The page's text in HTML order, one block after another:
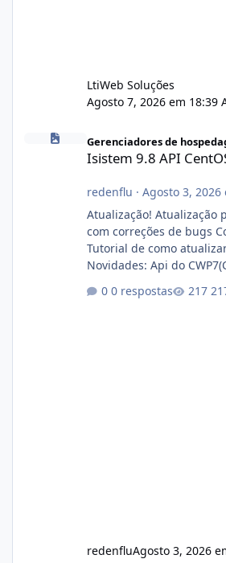
LtiWeb Soluções
Agosto 7, 2026 em 18:39
Isistem 9.8 API CentOS Web Panel
Gerenciadores de
Isistem 9.8 API
redenflu · Agosto 3, 2026
Atualização! Atualização para a versão 9.8
com correções de bugs Como atualizar?
Tutorial de como atualizar
Novidades: Api do CWP7(CentOS Web Panel)
autorizado a usasr o
0 respostas
redenfluAgosto 3, 2026